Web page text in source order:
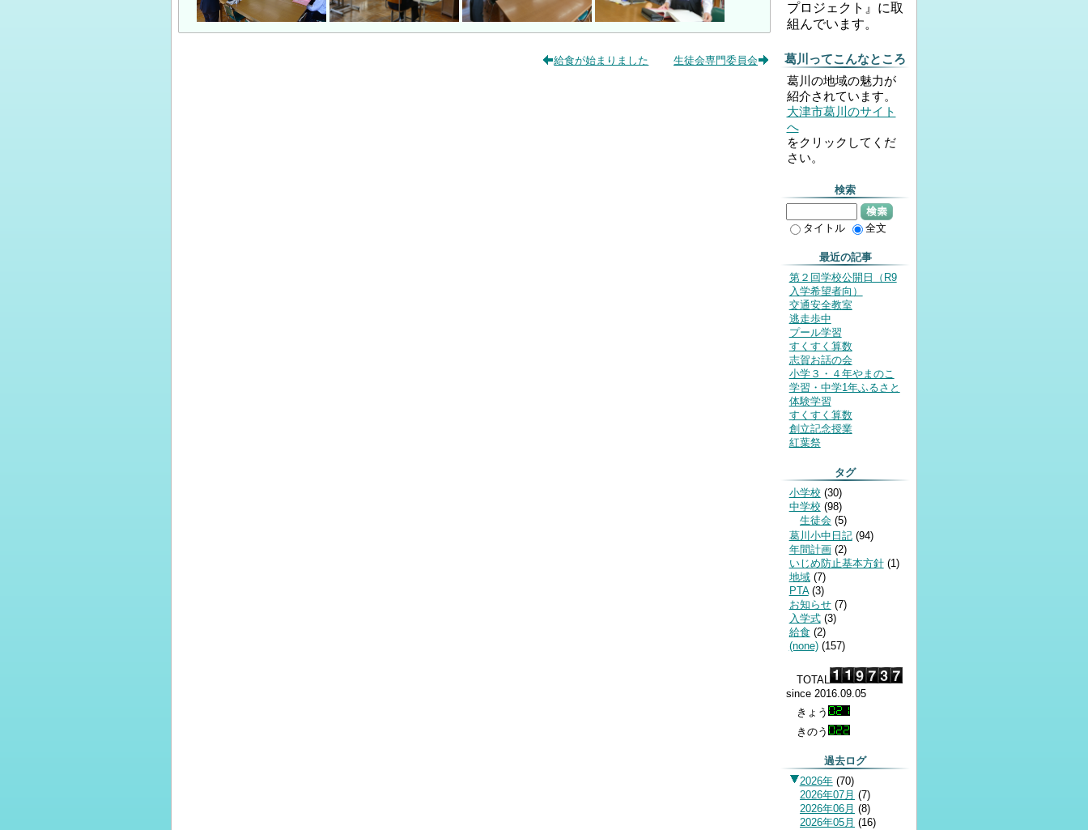
給食が始まりました 生徒会専門委員会
プロジェクト』に取
組んでいます。
葛川ってこんなところ
葛川の地域の魅力が
紹介されています。
大津市葛川のサイト
へ
をクリックしてくだ
さい。
検索
検索
タイトル 全文
最近の記事
第２回学校公開日（R9
入学希望者向）
交通安全教室
逃走歩中
プール学習
すくすく算数
志賀お話の会
小学３・４年やまのこ
学習・中学1年ふるさと
体験学習
すくすく算数
創立記念授業
紅葉祭
タグ
小学校 (30)
中学校 (98)
生徒会 (5)
葛川小中日記 (94)
年間計画 (2)
いじめ防止基本方針 (1)
地域 (7)
PTA (3)
お知らせ (7)
入学式 (3)
給食 (2)
(none) (157)
TOTAL
since 2016.09.05
きょう
きのう
過去ログ
2026年 (70)
2026年07月 (7)
2026年06月 (8)
2026年05月 (16)